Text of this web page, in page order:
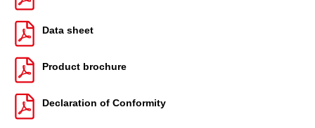
Data sheet
Product brochure
Declaration of Conformity